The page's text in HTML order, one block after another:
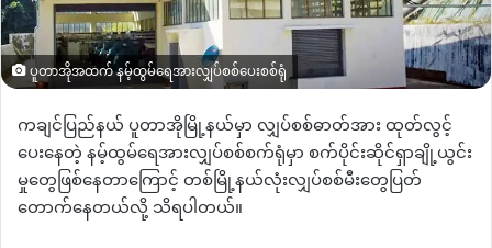
ပူတာအိုအထက် နမ့်ထွမ်ရေအားလျှပ်စစ်ပေးစစ်ရုံ
ကချင်ပြည်နယ် ပူတာအိုမြို့နယ်မှာ လျှပ်စစ်ဓာတ်အား ထုတ်လွင့်
ပေးနေတဲ့ နမ့်ထွမ်ရေအားလျှပ်စစ်စက်ရုံမှာ စက်ပိုင်းဆိုင်ရှာချို့ယွင်း
မှုတွေဖြစ်နေတာကြောင့် တစ်မြို့နယ်လုံးလျှပ်စစ်မီးတွေပြတ်
တောက်နေတယ်လို့ သိရပါတယ်။